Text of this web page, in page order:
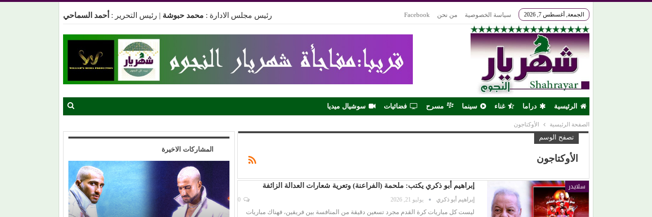
الجمعة, أغسطس 7, 2026 سياسة الخصوصية من نحن Facebook رئيس مجلس الادارة : محمد حبوشة | رئيس التحرير : أحمد السماحي
الرئيسية دراما غناء سينما مسرح فضائيات سوشيال ميديا
الصفحة الرئيسية الأوكتاجون
تصفح الوسم
الأوكتاجون
سلايدر إبراهيم أبو ذكري يكتب: ملحمة (الفراعنة) وتعرية شعارات العدالة الزائفة
إبراهيم أبو ذكري يوليو 21, 2026
ليست كل مباريات كرة القدم مجرد تسعين دقيقة من المنافسة بين فريقين، فهناك مباريات
المشاركات الاخيرة